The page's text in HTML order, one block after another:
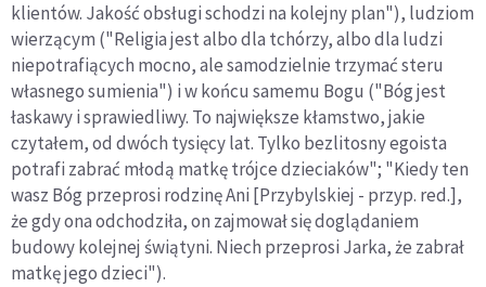
klientów. Jakość obsługi schodzi na kolejny plan"), ludziom
wierzącym ("Religia jest albo dla tchórzy, albo dla ludzi
niepotrafiących mocno, ale samodzielnie trzymać steru
własnego sumienia") i w końcu samemu Bogu ("Bóg jest
łaskawy i sprawiedliwy. To największe kłamstwo, jakie
czytałem, od dwóch tysięcy lat. Tylko bezlitosny egoista
potrafi zabrać młodą matkę trójce dzieciaków"; "Kiedy ten
wasz Bóg przeprosi rodzinę Ani [Przybylskiej - przyp. red.],
że gdy ona odchodziła, on zajmował się doglądaniem
budowy kolejnej świątyni. Niech przeprosi Jarka, że zabrał
matkę jego dzieci").